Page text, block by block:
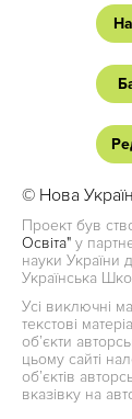
© Нова
Проект був
Освіта" у
науки України
Українська
Усі виключні
текстові
об’єкти
цьому сайті
об’єктів
вказівку на